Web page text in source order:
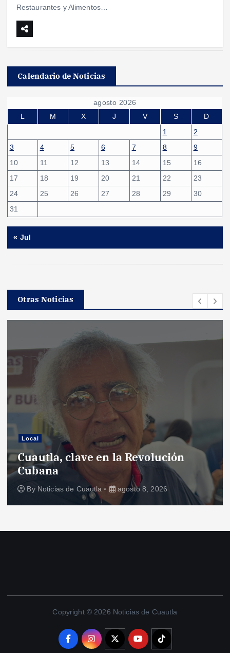
Restaurantes y Alimentos…
Calendario de Noticias
agosto 2026
L
M X J V S
D
1
2
3
4 5 6 7 8
9
10
11 12 13 14 15
16
17
18 19 20 21 22
23
24
25 26 27 28 29
30
31
« Jul
Otras Noticias
Local
Cuautla, clave en la Revolución
Cubana
By Noticias de Cuautla agosto 8, 2026
Copyright © 2026 Noticias de Cuautla